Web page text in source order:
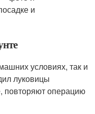
условиях, так и
луковицы
повторяют операцию